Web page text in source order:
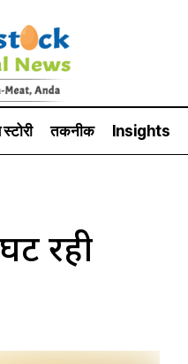
तकनीक Insights
रही